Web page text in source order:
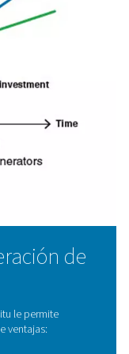
usted. Póngase en
un cálculo
in situ podría
nuestro experto